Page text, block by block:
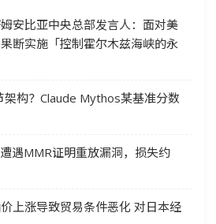
安比亚中央总部发言人：面对美
断实施「控制霍尔木兹海峡的永
构？Claude Mythos某基准分数
遇MMR证明重放漏洞，损失约
上涨导致贸易条件恶化 对日本经